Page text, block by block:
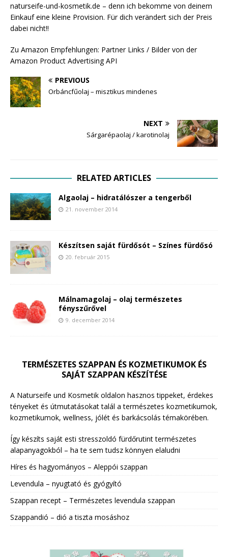
naturseife-und-kosmetik.de – denn ich bekomme von deinem
Einkauf eine kleine Provision. Für dich verändert sich der Preis
dabei nicht!!
Zu Amazon Empfehlungen: Partner Links / Bilder von der
Amazon Product Advertising API
PREVIOUS
Orbáncfűolaj – misztikus mindenes
NEXT
Sárgarépaolaj / karotinolaj
RELATED ARTICLES
Algaolaj – hidratálószer a tengerből
21. november 2014
Készítsen saját fürdősót – Színes fürdősó
20. február 2015
Málnamagolaj – olaj természetes
fényszűrővel
9. december 2014
TERMÉSZETES SZAPPAN ÉS KOZMETIKUMOK ÉS
SAJÁT SZAPPAN KÉSZÍTÉSE
A Naturseife und Kosmetik oldalon hasznos tippeket, érdekes
tényeket és útmutatásokat talál a természetes kozmetikumok,
kozmetikumok, wellness, jólét és barkácsolás témakörében.
Így készíts saját esti stresszoldó fürdőrutint természetes
alapanyagokból – ha te sem tudsz könnyen elaludni
Híres és hagyományos – Aleppói szappan
Levendula – nyugtató és gyógyító
Szappan recept – Természetes levendula szappan
Szappandió – dió a tiszta mosáshoz